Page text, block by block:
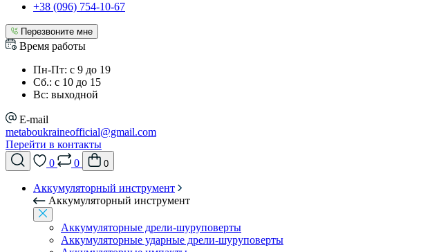
+38 (096) 754-10-67
Перезвоните мне
Время работы
Пн-Пт: с 9 до 19
Сб.: с 10 до 15
Вс: выходной
E-mail
metaboukraineofficial@gmail.com
Перейти в контакты
0
0 0
Аккумуляторный инструмент
Аккумуляторный инструмент
Аккумуляторные дрели-шуруповерты
Аккумуляторные ударные дрели-шуруповерты